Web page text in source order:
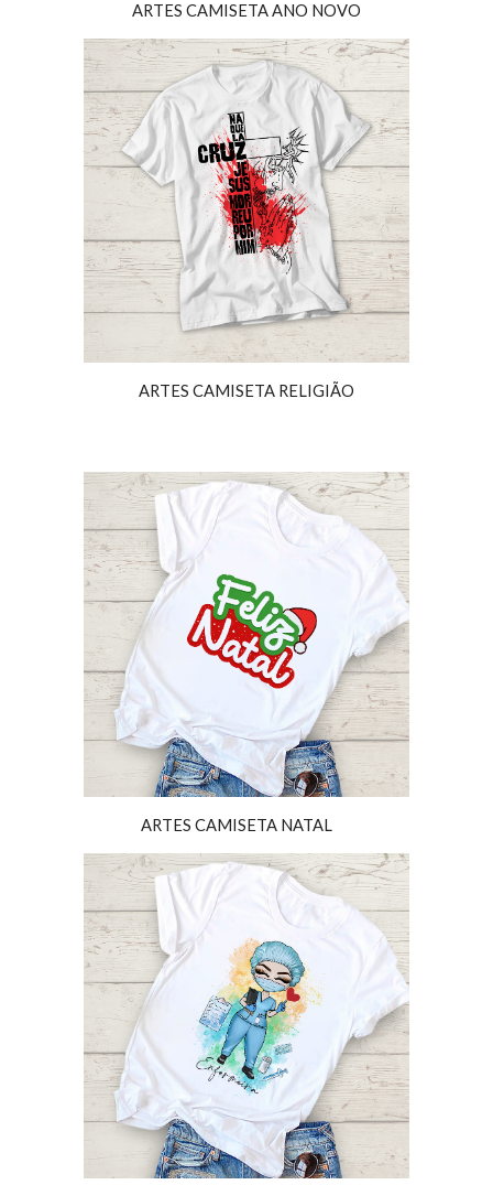
ARTES CAMISETA ANO NOVO
ARTES CAMISETA RELIGIÃO
ARTES CAMISETA NATAL